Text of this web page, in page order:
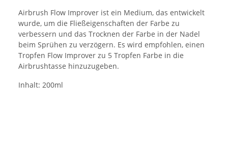
Airbrush Flow Improver ist ein Medium, das entwickelt
wurde, um die Fließeigenschaften der Farbe zu
verbessern und das Trocknen der Farbe in der Nadel
beim Sprühen zu verzögern. Es wird empfohlen, einen
Tropfen Flow Improver zu 5 Tropfen Farbe in die
Airbrushtasse hinzuzugeben.
Inhalt: 200ml